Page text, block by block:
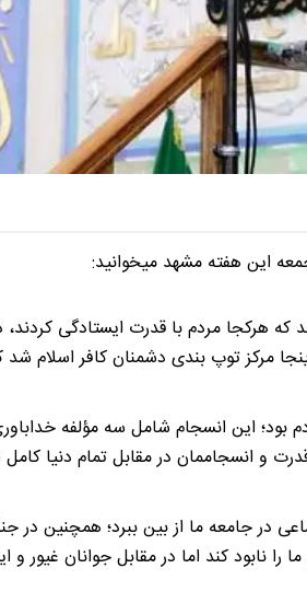
این هفته مشهد میخوانید:
که هرکجا مردم با قدرت ایستادگی
مرکز توپ بندی دشمنان کافر اسلام
مردم بود؛ این انسجام شامل سه مؤلفه
و انسجاممان در مقابل تمام دنیا
نابود کند اما در مقابل جوانان غیور و